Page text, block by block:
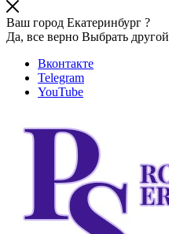
Ваш город Екатеринбург ?
Да, все верно Выбрать другой
Вконтакте
Telegram
YouTube